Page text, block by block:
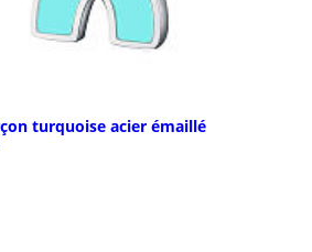
turquoise acier émaillé